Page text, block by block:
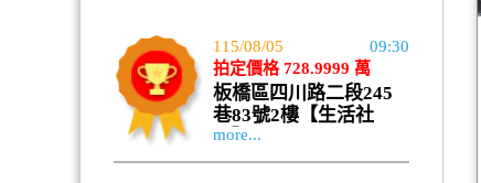
115/08/05
09:30
拍定價格 728.9999 萬
板橋區四川路二段245
巷83號2樓【生活社
區】
more...